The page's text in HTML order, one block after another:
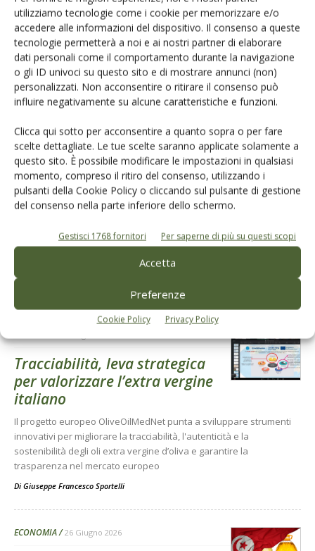
utilizziamo tecnologie come i cookie per memorizzare e/o
accedere alle informazioni del dispositivo. Il consenso a queste
tecnologie permetterà a noi e ai nostri partner di elaborare
dati personali come il comportamento durante la navigazione
o gli ID univoci su questo sito e di mostrare annunci (non)
personalizzati. Non acconsentire o ritirare il consenso può
influire negativamente su alcune caratteristiche e funzioni.
Clicca qui sotto per acconsentire a quanto sopra o per fare
scelte dettagliate. Le tue scelte saranno applicate solamente a
questo sito. È possibile modificare le impostazioni in qualsiasi
momento, compreso il ritiro del consenso, utilizzando i
pulsanti della Cookie Policy o cliccando sul pulsante di gestione
del consenso nella parte inferiore dello schermo.
Gestisci 1768 fornitori Per saperne di più su questi scopi
Accetta
Preferenze
Cookie Policy Privacy Policy
Dalla stessa categoria
ATTUALITÀ 28 Luglio 2026
Tunisia, l’olio d’oliva cambia
passo tra export record e
geopolitica
miliardi di euro. L’esenzione dai dazi USA consolida il
posizionamento del Paese, evidenziando come la geopolitica stia
ormai ridefinendo il mercato agricolo del Mediterraneo
Tracciabilità, leva strategica
per valorizzare l’extra vergine
italiano
Il progetto europeo OliveOilMedNet punta a sviluppare strumenti
innovativi per migliorare la tracciabilità, l'autenticità e la
sostenibilità degli oli extra vergine d’oliva e garantire la
trasparenza nel mercato europeo
Di Giuseppe Francesco Sportelli
ECONOMIA 26 Giugno 2026